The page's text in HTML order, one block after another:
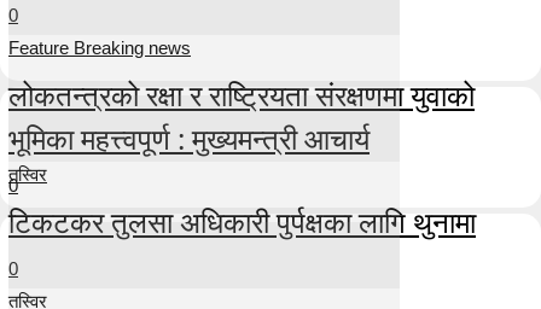
0
Feature Breaking news
लोकतन्त्रको रक्षा र राष्ट्रियता संरक्षणमा युवाको
भूमिका महत्त्वपूर्ण : मुख्यमन्त्री आचार्य
0
तस्विर
टिकटकर तुलसा अधिकारी पुर्पक्षका लागि थुनामा
0
तस्विर